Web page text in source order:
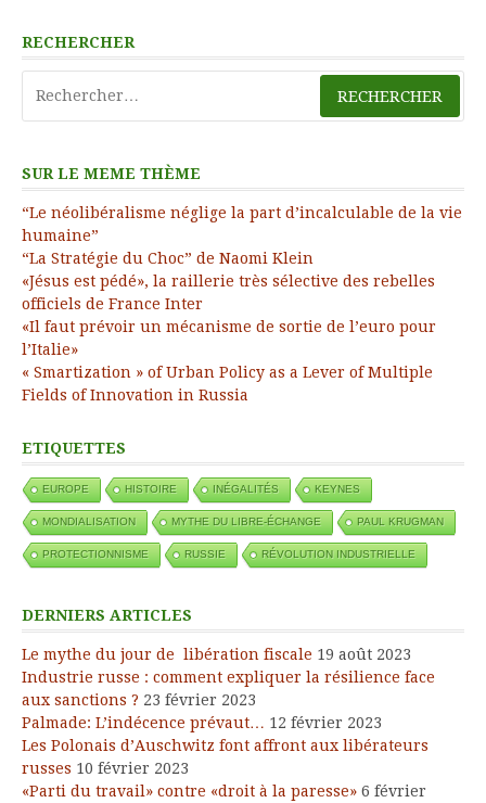
RECHERCHER
SUR LE MEME THÈME
“Le néolibéralisme néglige la part d’incalculable de la vie
humaine”
“La Stratégie du Choc” de Naomi Klein
«Jésus est pédé», la raillerie très sélective des rebelles
officiels de France Inter
«Il faut prévoir un mécanisme de sortie de l’euro pour
l’Italie»
« Smartization » of Urban Policy as a Lever of Multiple
Fields of Innovation in Russia
ETIQUETTES
EUROPE HISTOIRE INÉGALITÉS KEYNES
MONDIALISATION MYTHE DU LIBRE-ÉCHANGE PAUL KRUGMAN
PROTECTIONNISME RUSSIE RÉVOLUTION INDUSTRIELLE
DERNIERS ARTICLES
Le mythe du jour de libération fiscale 19 août 2023
Industrie russe : comment expliquer la résilience face
aux sanctions ? 23 février 2023
Palmade: L’indécence prévaut… 12 février 2023
Les Polonais d’Auschwitz font affront aux libérateurs
russes 10 février 2023
«Parti du travail» contre «droit à la paresse» 6 février